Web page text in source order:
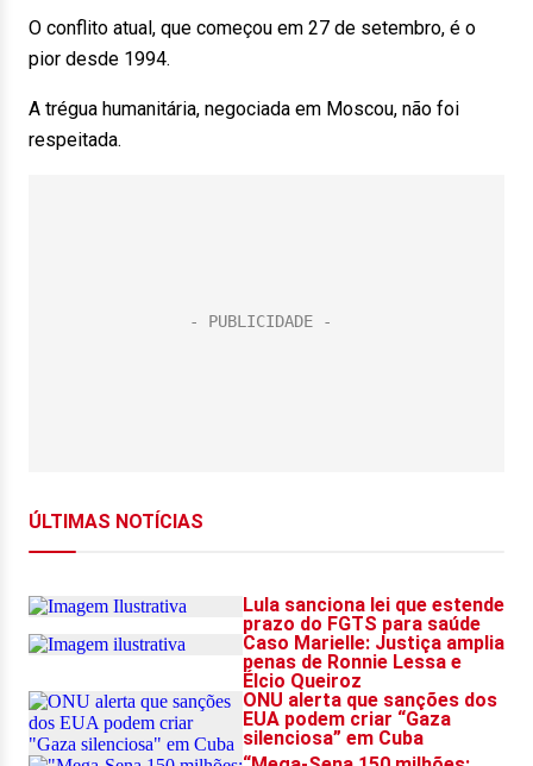
O conflito atual, que começou em 27 de setembro, é o
pior desde 1994.
A trégua humanitária, negociada em Moscou, não foi
respeitada.